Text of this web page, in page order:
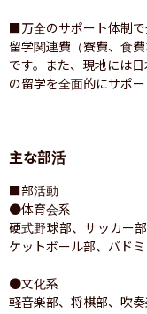
■万全のサポート体制
留学関連費（寮費、食
です。また、現地には
の留学を全面的にサポー
主な部活
■部活動
●体育会系
硬式野球部、サッカー
ケットボール部、バド
●文化系
軽音楽部、将棋部、吹